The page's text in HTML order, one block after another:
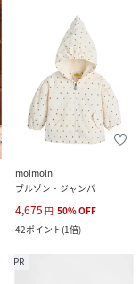
moimoln
ブルゾン・ジャンパー
4,675 円 50%OFF
42ポイント(1倍)
PR